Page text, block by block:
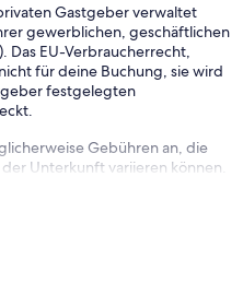
Gastgeber verwaltet
gewerblichen, geschäftlichen
Das EU-Verbraucherrecht,
für deine Buchung, sie wird
festgelegten
Gebühren an, die
Unterkunft variieren können.